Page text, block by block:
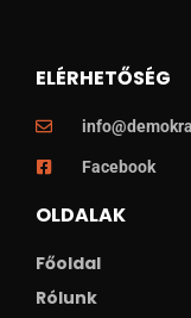
ELÉRHETŐSÉG
Facebook
OLDALAK
Főoldal
Rólunk